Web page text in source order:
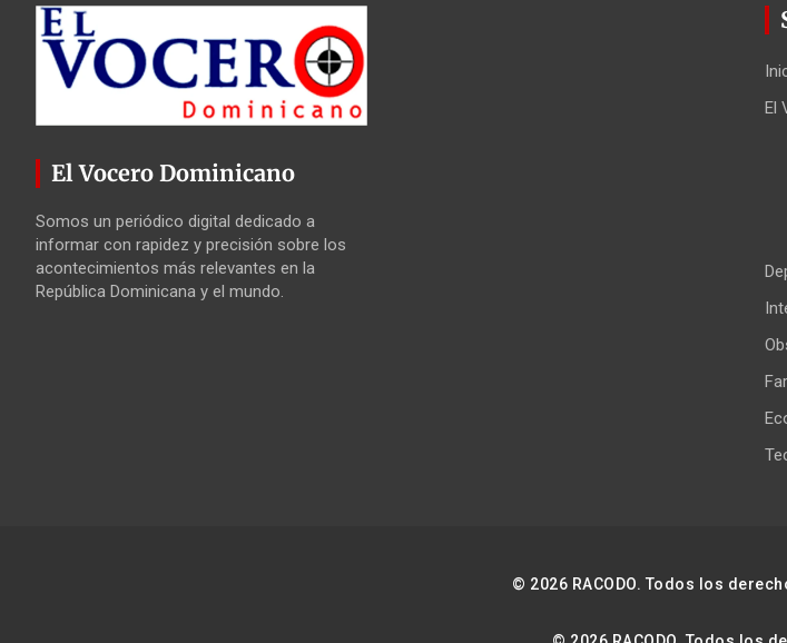
El Vocero Dominicano
Somos un periódico digital dedicado a
informar con rapidez y precisión sobre los
acontecimientos más relevantes en la
República Dominicana y el mundo.
El